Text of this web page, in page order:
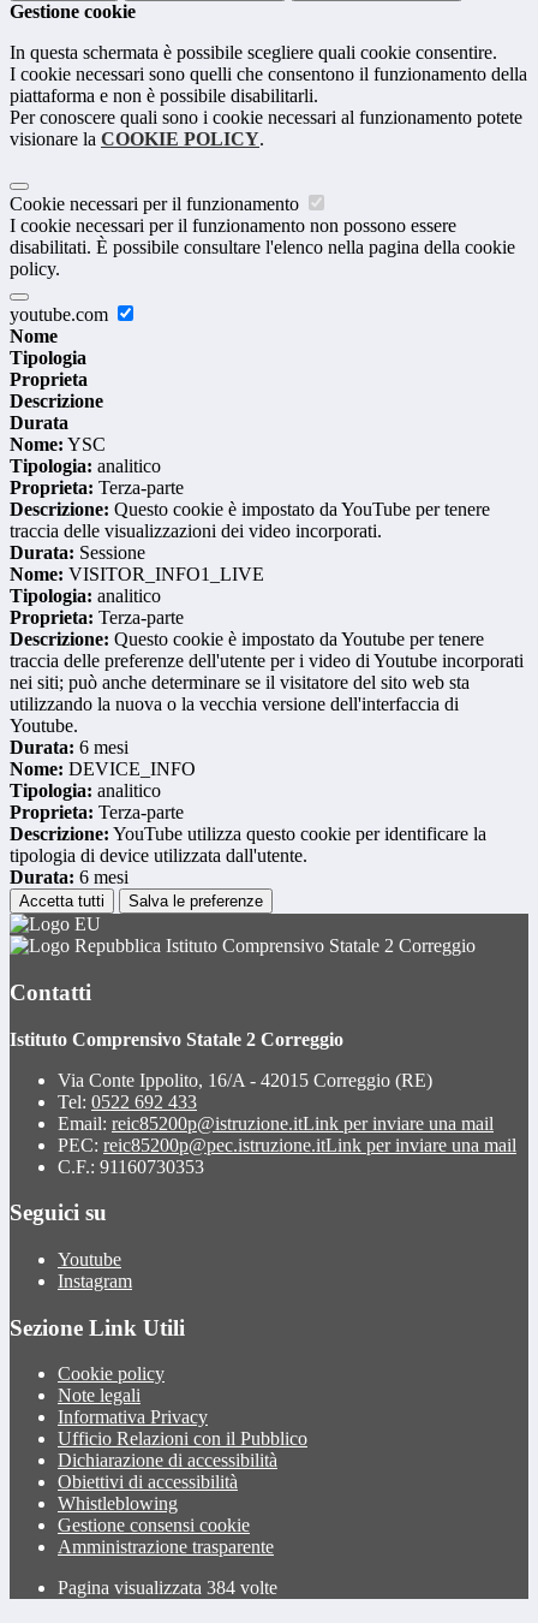
Gestione cookie
In questa schermata è possibile scegliere quali cookie consentire.
I cookie necessari sono quelli che consentono il funzionamento della
piattaforma e non è possibile disabilitarli.
Per conoscere quali sono i cookie necessari al funzionamento potete
visionare la COOKIE POLICY.
Cookie necessari per il funzionamento
I cookie necessari per il funzionamento non possono essere
disabilitati. È possibile consultare l'elenco nella pagina della cookie
policy.
youtube.com
Nome
Tipologia
Proprieta
Descrizione
Durata
Nome: YSC
Tipologia: analitico
Proprieta: Terza-parte
Descrizione: Questo cookie è impostato da YouTube per tenere
traccia delle visualizzazioni dei video incorporati.
Durata: Sessione
Nome: VISITOR_INFO1_LIVE
Tipologia: analitico
Proprieta: Terza-parte
Descrizione: Questo cookie è impostato da Youtube per tenere
traccia delle preferenze dell'utente per i video di Youtube incorporati
nei siti; può anche determinare se il visitatore del sito web sta
utilizzando la nuova o la vecchia versione dell'interfaccia di
Youtube.
Durata: 6 mesi
Nome: DEVICE_INFO
Tipologia: analitico
Proprieta: Terza-parte
Descrizione: YouTube utilizza questo cookie per identificare la
tipologia di device utilizzata dall'utente.
Durata: 6 mesi
Accetta tutti Salva le preferenze
Istituto Comprensivo Statale 2 Correggio
Contatti
Istituto Comprensivo Statale 2 Correggio
Via Conte Ippolito, 16/A - 42015 Correggio (RE)
Tel: 0522 692 433
Email: reic85200p@istruzione.itLink per inviare una mail
PEC: reic85200p@pec.istruzione.itLink per inviare una mail
C.F.: 91160730353
Seguici su
Youtube
Instagram
Sezione Link Utili
Cookie policy
Note legali
Informativa Privacy
Ufficio Relazioni con il Pubblico
Dichiarazione di accessibilità
Obiettivi di accessibilità
Whistleblowing
Gestione consensi cookie
Amministrazione trasparente
Pagina visualizzata 384 volte